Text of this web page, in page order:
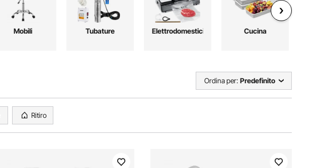
Mobili Tubature Elettrodomestici Cucina
Ordina per: Predefinito
Ritiro